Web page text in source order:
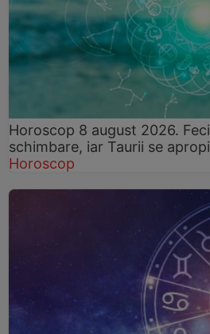
Horoscop 8 august 2026.
schimbare, iar Taurii se
Horoscop